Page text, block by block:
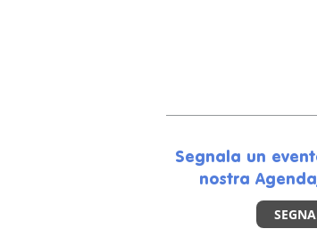
Segnala un
nostra